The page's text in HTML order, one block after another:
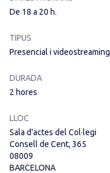
De 18 a 20 h.
TIPUS
Presencial i videostreaming
DURADA
2 hores
LLOC
Sala d'actes del Col·legi
Consell de Cent, 365
08009
BARCELONA